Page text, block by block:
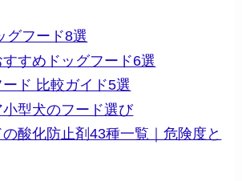
グフード8選
すめドッグフード6選
ド 比較ガイド5選
型犬のフード選び
の酸化防止剤43種一覧｜危険度と